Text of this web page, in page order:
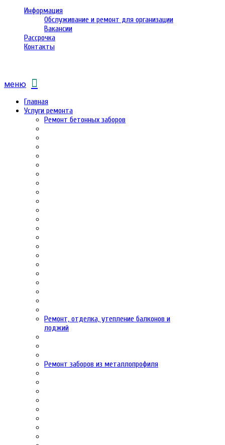
Информация
Обслуживание и ремонт для организации
Вакансии
Рассрочка
Контакты
меню
Главная
Услуги ремонта
Ремонт бетонных заборов
Ремонт, отделка, утепление балконов и
лоджий
Ремонт заборов из металлопрофиля